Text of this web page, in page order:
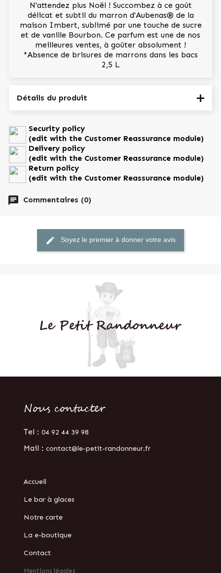
N'attendez plus Noël ! Succombez à ce goût
délicat et subtil du marron d'Aubenas® de la
maison Imbert, sublimé par une touche de sucre
et de vanille Bourbon. Ce parfum est une de nos
meilleures ventes, à goûter absolument !
*Absence de brisures de marrons dans les bacs
2,5 L
Détails du produit
Référence MARRON0.75
Fiche technique
Parfum
Marron
Références spécifiques
Security policy
(edit with the Customer Reassurance module)
Delivery policy
(edit with the Customer Reassurance module)
Return policy
(edit with the Customer Reassurance module)
chat Commentaires (0)
edit Soyez le premier à donner votre avis
Nous contacter
Tel : 04 92 44 39 98
Mail : contact@le-petit-randonneur.fr
Accueil
Le bar à glaces
Notre carte
La e-boutique
Contact
Mentions légales